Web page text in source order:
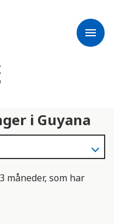
menu
i Guyana
måneder, som har